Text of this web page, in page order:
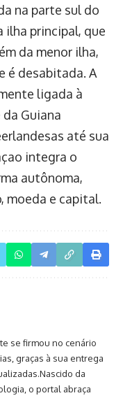
na parte sul do
ilha principal, que
da menor ilha,
é desabitada. A
ligada à
Guiana
até sua
integra o
autônoma,
moeda e capital.
se firmou no cenário
graças à sua entrega
da
o portal abraça